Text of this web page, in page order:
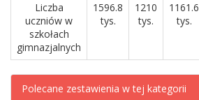
Liczba
uczniów w
szkołach
gimnazjalnych
1596.8
tys.
1210
tys.
1161.6
tys.
Polecane zestawienia w tej kategorii